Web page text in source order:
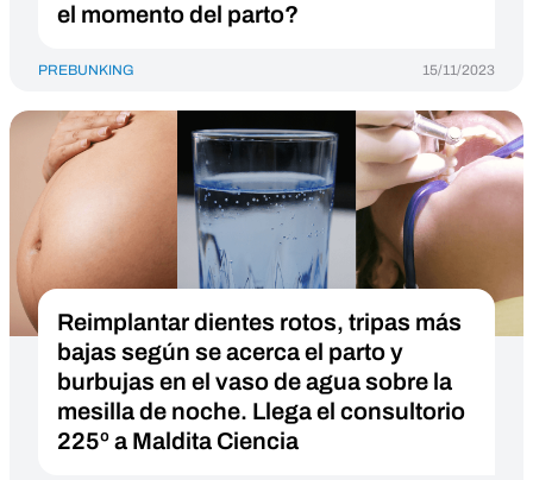
el momento del parto?
PREBUNKING 15/11/2023
Reimplantar dientes rotos, tripas más
bajas según se acerca el parto y
burbujas en el vaso de agua sobre la
mesilla de noche. Llega el consultorio
225º a Maldita Ciencia